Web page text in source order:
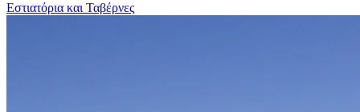
Εστιατόρια και Ταβέρνες